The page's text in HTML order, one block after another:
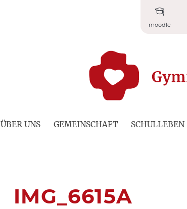
moodle
ÜBER UNS GEMEINSCHAFT SCHULLEBEN
IMG_6615A